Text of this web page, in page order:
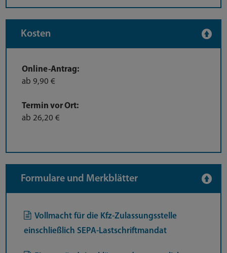
Kosten
Online-Antrag:
ab 9,90 €
Termin vor Ort:
ab 26,20 €
Formulare und Merkblätter
Vollmacht für die Kfz-Zulassungsstelle
einschließlich SEPA-Lastschriftmandat